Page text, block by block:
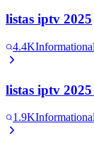
listas iptv 2025
4.4KInformational
listas iptv
1.9KInformational